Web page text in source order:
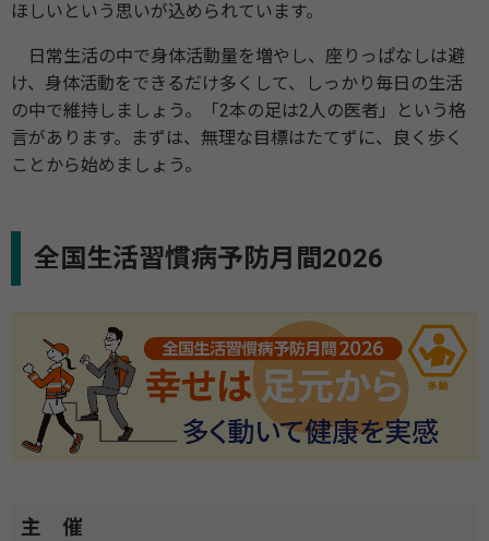
ほしいという思いが込められています。
日常生活の中で身体活動量を増やし、座りっぱなしは避
け、身体活動をできるだけ多くして、しっかり毎日の生活
の中で維持しましょう。「2本の足は2人の医者」という格
言があります。まずは、無理な目標はたてずに、良く歩く
ことから始めましょう。
全国生活習慣病予防月間2026
主 催